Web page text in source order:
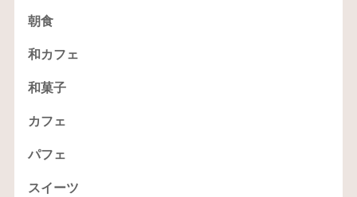
朝食
和カフェ
和菓子
カフェ
パフェ
スイーツ